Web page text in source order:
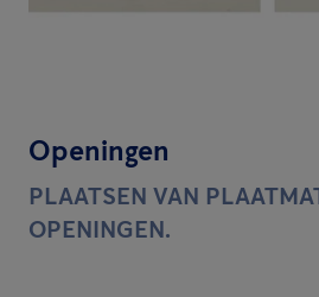
Openingen
PLAATSEN VAN
OPENINGEN.